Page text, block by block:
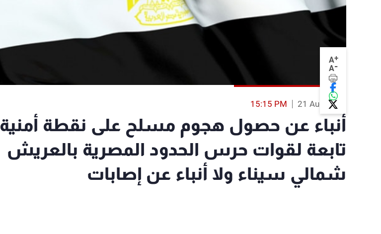
A+
A-
21 Aug 2013
15:15 PM
أنباء عن حصول هجوم مسلح على نقطة أمنية
تابعة لقوات حرس الحدود المصرية بالعريش
شمالي سيناء ولا أنباء عن إصابات